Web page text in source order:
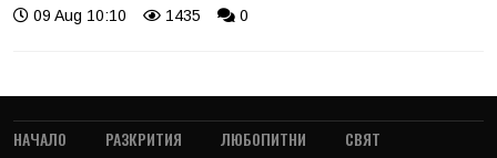
09 Aug 10:10 1435 0
НАЧАЛО РАЗКРИТИЯ ЛЮБОПИТНИ
СВЯТ